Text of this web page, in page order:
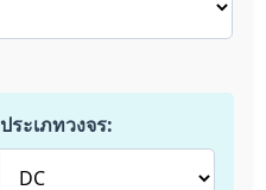
ประเภทวงจร: